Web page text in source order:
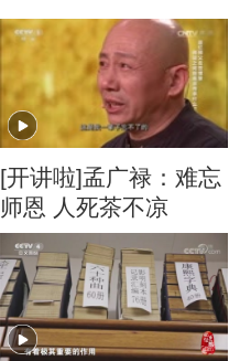
[开讲啦]孟广禄：难忘
师恩 人死茶不凉